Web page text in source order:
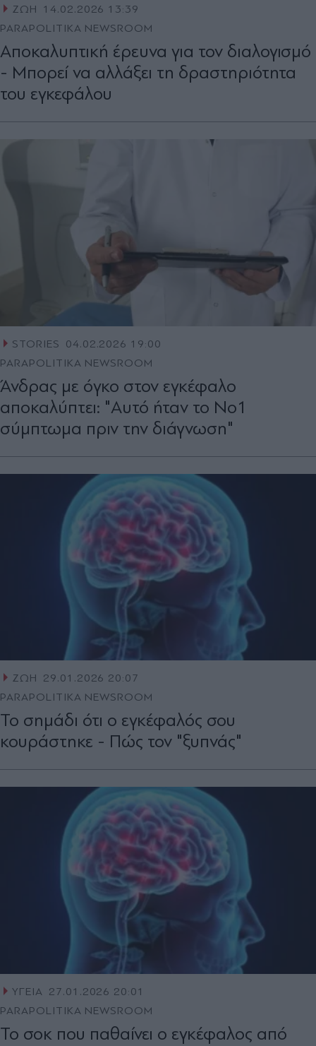
ΖΩΗ
14.02.2026 13:39
PARAPOLITIKA NEWSROOM
Αποκαλυπτική έρευνα για τον διαλογισμό
- Μπορεί να αλλάξει τη δραστηριότητα
του εγκεφάλου
STORIES
04.02.2026 19:00
PARAPOLITIKA NEWSROOM
Άνδρας με όγκο στον εγκέφαλο
αποκαλύπτει: "Αυτό ήταν το Νο1
σύμπτωμα πριν την διάγνωση"
ΖΩΗ
29.01.2026 20:07
PARAPOLITIKA NEWSROOM
Το σημάδι ότι ο εγκέφαλός σου
κουράστηκε - Πώς τον "ξυπνάς"
ΥΓΕΙΑ 27.01.2026 20:01
PARAPOLITIKA NEWSROOM
Το σοκ που παθαίνει ο εγκέφαλος από